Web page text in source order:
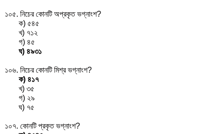
১০৫. নিচের কোনটি অপ্রকৃত ভগ্নাংশ?
ক) ৫৪৫
খ) ৭১২
গ) ৪৫
ঘ) ৪৯৩১
১০৬. নিচের কোনটি মিশ্র ভগ্নাংশ?
ক) ৪১৭
খ) ৩৫
গ) ২৯
ঘ) ৭৫
১০৭. কোনটি প্রকৃত ভগ্নাংশ?